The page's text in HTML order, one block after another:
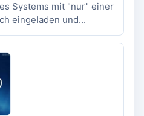
Systems mit "nur" einer
eingeladen und...